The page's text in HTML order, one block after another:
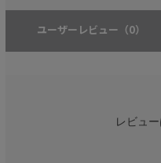
ユーザーレビュー （0）
レビュー